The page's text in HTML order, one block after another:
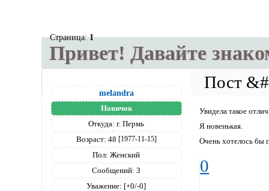
Привет! Давайте
Страница:1
melandra
Новичок
Откуда: г. Пермь
Возраст: 48 [1977-11-15]
Пол: Женский
Сообщений: 3
Уважение: [+0/-0]
Увидела такое
Я новенькая.
Очень хотелось бы
0